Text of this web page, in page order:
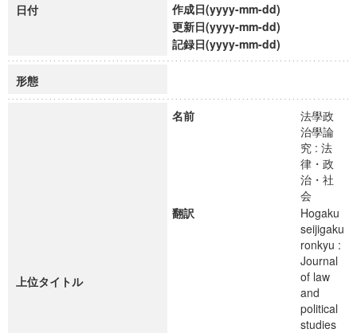
日付
作成日(yyyy-mm-dd)
更新日(yyyy-mm-dd)
記録日(yyyy-mm-dd)
形態
上位タイトル
名前
法學政
治學論
究 : 法
律・政
治・社
会
翻訳
Hogaku
seijigaku
ronkyu :
Journal
of law
and
political
studies